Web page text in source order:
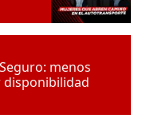
menos
disponibilidad